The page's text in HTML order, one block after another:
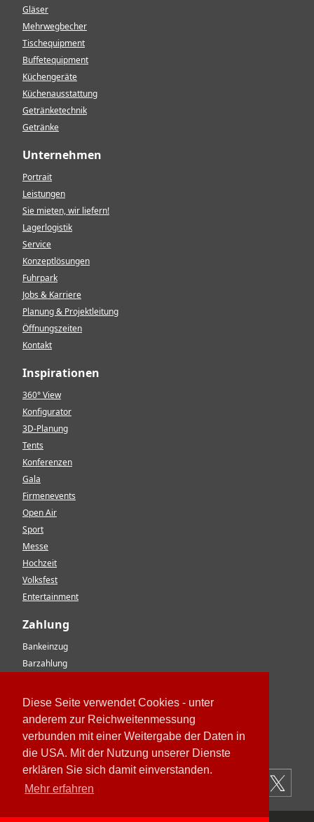
Diese Seite verwendet Cookies - unter
anderem zur Reichweitenmessung
verbunden mit einer Weitergabe der Daten in
die USA. Mit der Nutzung unserer Dienste
erklären Sie sich damit einverstanden.
Mehr erfahren
Gläser
Mehrwegbecher
Tischequipment
Buffetequipment
Küchengeräte
Küchenausstattung
Getränketechnik
Getränke
Unternehmen
Portrait
Leistungen
Sie mieten, wir liefern!
Lagerlogistik
Service
Konzeptlösungen
Fuhrpark
Jobs & Karriere
Planung & Projektleitung
Öffnungszeiten
Kontakt
Inspirationen
360° View
Konfigurator
3D-Planung
Tents
Konferenzen
Gala
Firmenevents
Open Air
Sport
Messe
Hochzeit
Volksfest
Entertainment
Zahlung
Bankeinzug
Barzahlung
EC-Karte
Kreditkarte
Rechnung
Paypal